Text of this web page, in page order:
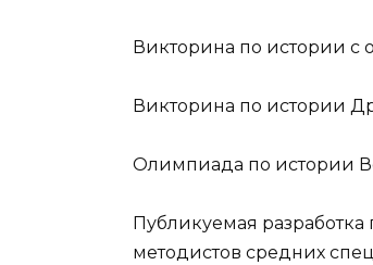
Викторина по истории с
Викторина по истории
Олимпиада по истории
Публикуемая
методистов средних